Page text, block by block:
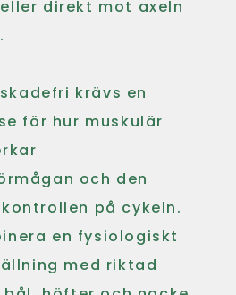
direkt mot axeln
krävs en
för hur muskulär
och den
på cykeln.
en fysiologiskt
med riktad